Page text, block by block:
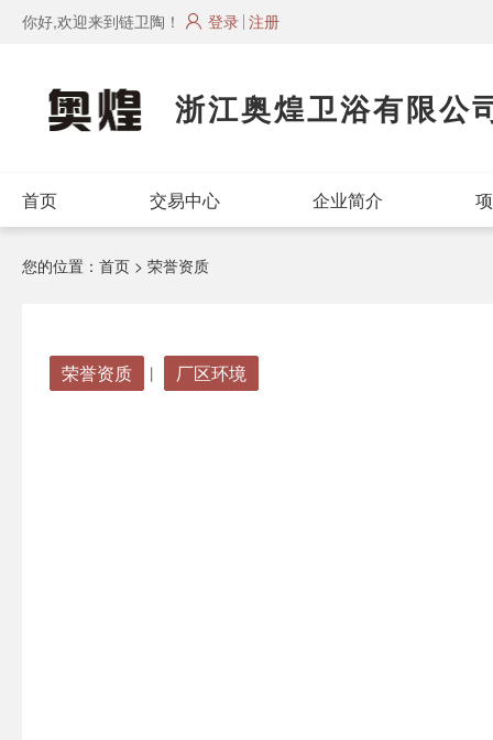
你好,欢迎来到链卫陶！ 登录 注册
浙江奥煌卫浴有限公
首页 交易中心 企业简介
您的位置： 首页 > 荣誉资质
荣誉资质 丨 厂区环境